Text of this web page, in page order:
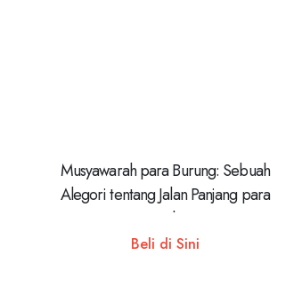
Musyawarah para Burung: Sebuah
Alegori tentang Jalan Panjang para
Pencari Kebenaran
Beli di Sini